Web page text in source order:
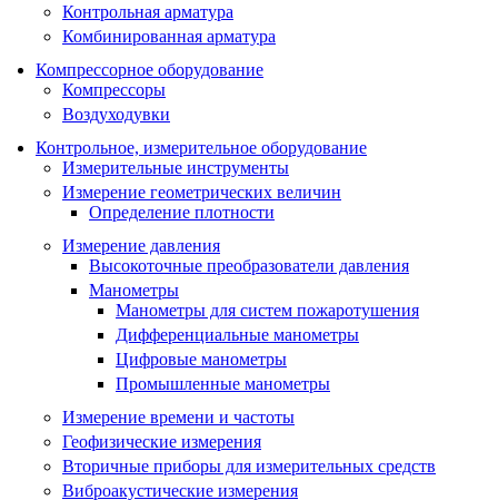
Контрольная арматура
Комбинированная арматура
Компрессорное оборудование
Компрессоры
Воздуходувки
Контрольное, измерительное оборудование
Измерительные инструменты
Измерение геометрических величин
Определение плотности
Измерение давления
Высокоточные преобразователи давления
Манометры
Манометры для систем пожаротушения
Дифференциальные манометры
Цифровые манометры
Промышленные манометры
Измерение времени и частоты
Геофизические измерения
Вторичные приборы для измерительных средств
Виброакустические измерения